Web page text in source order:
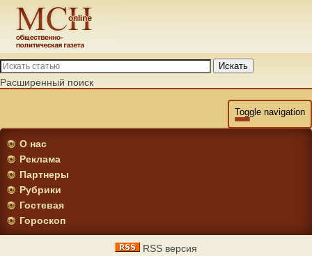
Искать
Расширенный поиск
Toggle navigation
О нас
Реклама
Партнеры
Рубрики
Гостевая
Гороскоп
RSS версия